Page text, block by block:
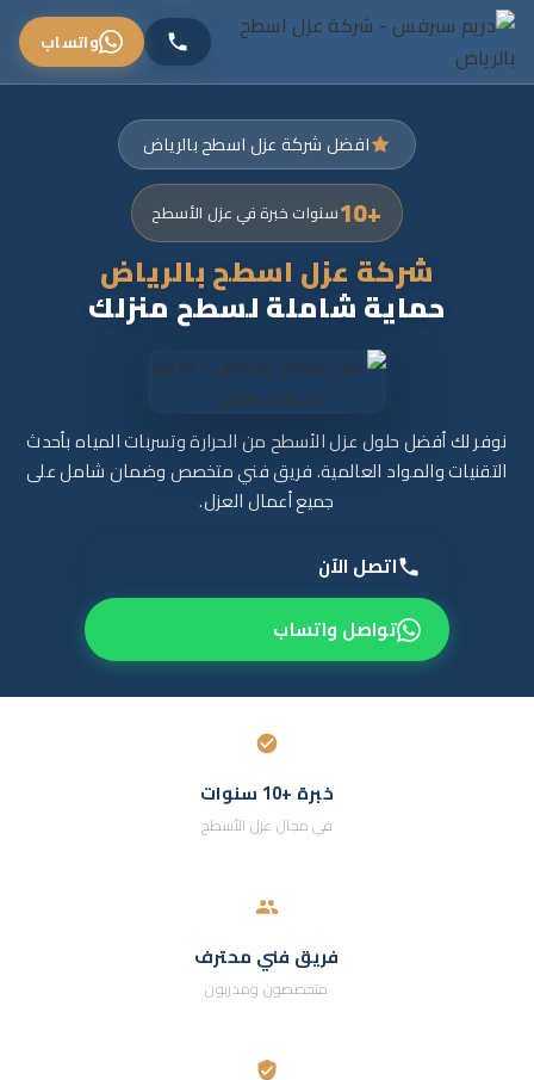
واتساب
خبرة +10 سنوات
في مجال عزل الأسطح
فريق فني محترف
متخصصون ومدربون